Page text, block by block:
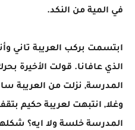
في المية من النكد.
ابتسمت بركب العريبة تاني
الذي عافانا. قولت الأخيرة
المدرسة, نزلت من العريبة
وغلا, انتبهت لعريبة حكيم
المدرسة خلسة ولا ايه؟